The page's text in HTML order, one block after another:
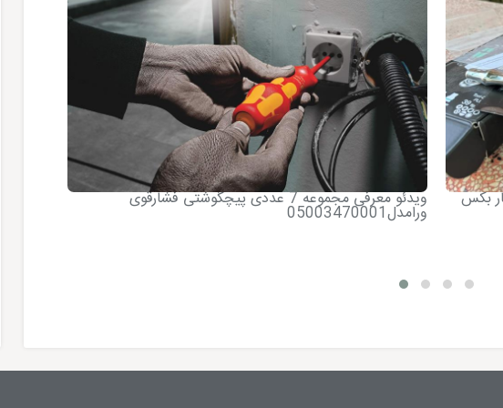
ویدئو معرفی مجموعه 7 عددی پیچگوشتی فشارقوی
ورامدل05003470001
آچار بکس